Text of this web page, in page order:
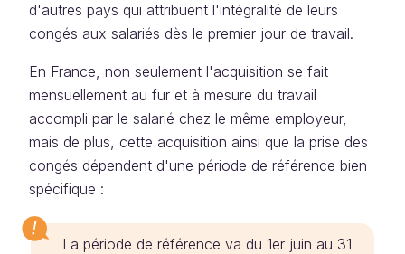
d'autres pays qui attribuent l'intégralité de leurs
congés aux salariés dès le premier jour de travail.
En France, non seulement l'acquisition se fait
mensuellement au fur et à mesure du travail
accompli par le salarié chez le même employeur,
mais de plus, cette acquisition ainsi que la prise des
congés dépendent d'une période de référence bien
spécifique :
La période de référence va du 1er juin au 31